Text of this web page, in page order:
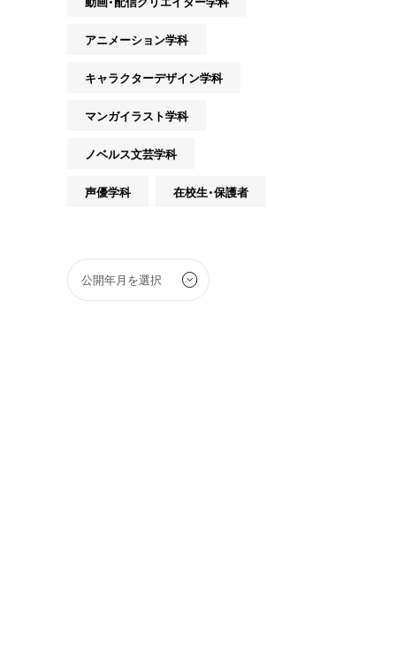
アニメーション学科
キャラクターデザイン学科
マンガイラスト学科
ノベルス文芸学科
声優学科 在校生・保護者